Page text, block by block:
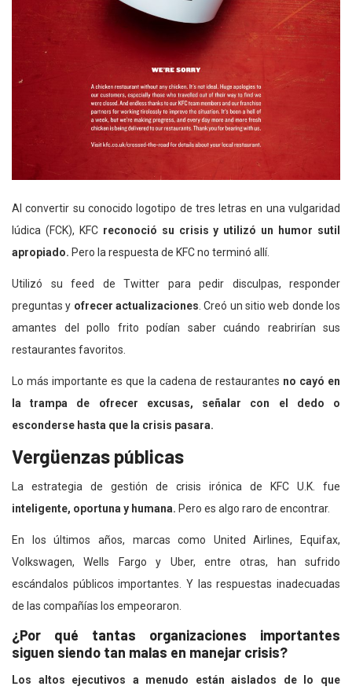
Al convertir su conocido logotipo de tres letras en una vulgaridad
lúdica (FCK), KFC reconoció su crisis y utilizó un humor sutil
apropiado. Pero la respuesta de KFC no terminó allí.
Utilizó su feed de Twitter para pedir disculpas, responder
preguntas y ofrecer actualizaciones . Creó un sitio web donde los
amantes del pollo frito podían saber cuándo reabrirían sus
restaurantes favoritos.
Lo más importante es que la cadena de restaurantes no cayó en
la trampa de ofrecer excusas, señalar con el dedo o
esconderse hasta que la crisis pasara.
Vergüenzas públicas
La estrategia de gestión de crisis irónica de KFC U.K. fue
inteligente, oportuna y humana. Pero es algo raro de encontrar.
En los últimos años, marcas como United Airlines, Equifax,
Volkswagen, Wells Fargo y Uber, entre otras, han sufrido
escándalos públicos importantes. Y las respuestas inadecuadas
de las compañías los empeoraron.
¿Por qué tantas organizaciones importantes
siguen siendo tan malas en manejar crisis?
Los altos ejecutivos a menudo están aislados de lo que